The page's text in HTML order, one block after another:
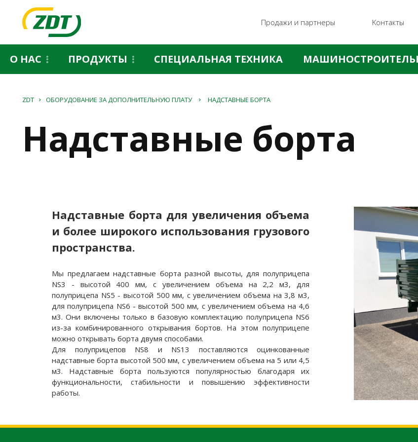
Продажи и партнеры Kонтакты
O НАС ПРОДУКТЫ СПЕЦИАЛЬНАЯ ТЕХНИКА
ZDT ОБОРУДОВАНИЕ ЗА ДОПОЛНИТЕЛЬНУЮ ПЛАТУ НАДСТАВНЫЕ БОРТА
Надставные борта
Надставные борта для увеличения объема
и более широкого использования грузового
пространства.
Мы предлагаем надставные борта разной высоты, для полуприцепа
NS3 - высотой 400 мм, с увеличением объема на 2,2 м3, для
полуприцепа NS5 - высотой 500 мм, с увеличением объема на 3,8 м3,
для полуприцепа NS6 - высотой 500 мм, с увеличением объема на 4,6
м3. Они включены только в базовую комплектацию полуприцепа NS6
из-за комбинированного открывания бортов. На этом полуприцепе
можно открывать борта двумя способами.
Для полуприцепов NS8 и NS13 поставляются оцинкованные
надставные борта высотой 500 мм, с увеличением объема на 5 или 4,5
м3. Надставные борта пользуются популярностью благодаря их
функциональности, стабильности и повышению эффективности
работы.